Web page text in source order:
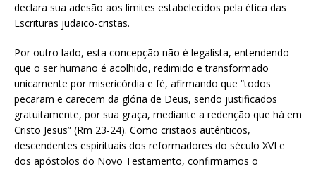
declara sua adesão aos limites estabelecidos pela ética das
Escrituras judaico-cristãs.
Por outro lado, esta concepção não é legalista, entendendo
que o ser humano é acolhido, redimido e transformado
unicamente por misericórdia e fé, afirmando que “todos
pecaram e carecem da glória de Deus, sendo justificados
gratuitamente, por sua graça, mediante a redenção que há em
Cristo Jesus” (Rm 23-24). Como cristãos autênticos,
descendentes espirituais dos reformadores do século XVI e
dos apóstolos do Novo Testamento, confirmamos o